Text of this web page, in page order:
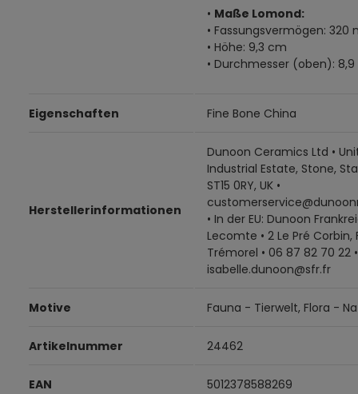
• Maße Lomond:
• Fassungsvermögen: 320
• Höhe: 9,3 cm
• Durchmesser (oben):
Eigenschaften Fine Bone China
Herstellerinformationen
Dunoon Ceramics Ltd •
Industrial Estate, Stone,
ST15 0RY, UK •
• In der EU: Dunoon
Lecomte • 2 Le Pré Corbin,
Trémorel • 06 87 82 70 22 •
isabelle.dunoon@sfr.fr
Motive Fauna - Tierwelt, Flora -
Artikelnummer 24462
EAN 5012378588269